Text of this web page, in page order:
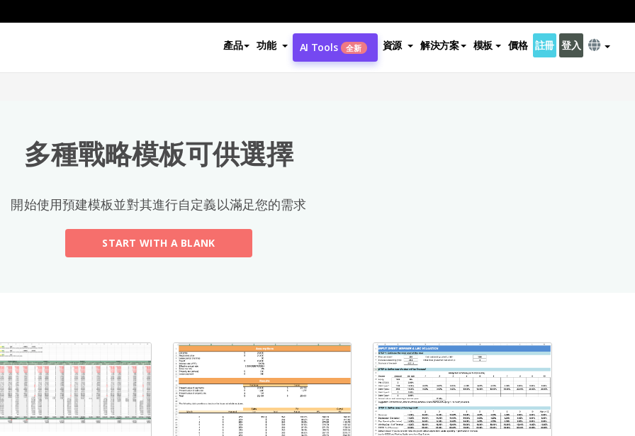
產品 功能 AI Tools 全新 資源 解決方案 模板 價格 註冊 登入
多種戰略模板可供選擇
開始使用預建模板並對其進行自定義以滿足您的需求
START WITH A BLANK
×
Timelines (5)
Budget (40)
Change Management
Bids And Quotations (2)
Problem Solving (4)